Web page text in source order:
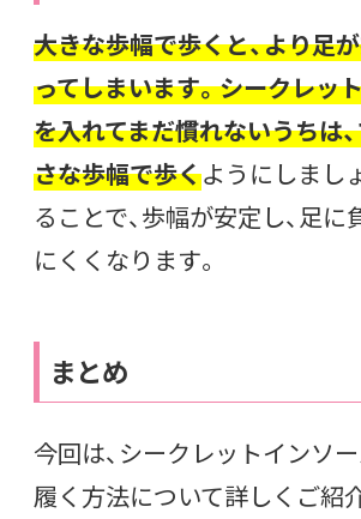
大きな歩幅で歩くと、より足
ってしまいます。シークレッ
を入れてまだ慣れないうちは
さな歩幅で歩くようにしまし
ることで、歩幅が安定し、足に
にくくなります。
まとめ
今回は、シークレットインソ
履く方法について詳しくご紹